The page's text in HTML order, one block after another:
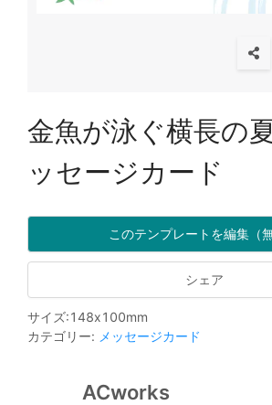
金魚が泳ぐ横長の
ッセージカード
このテンプレートを編集（無
シェア
サイズ:148x100mm
カテゴリー: メッセージカード
ACworks